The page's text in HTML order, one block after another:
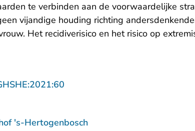
te verbinden aan de voorwaardelijke
vijandige houding richting
Het recidiverisico en het risico op
's-Hertogenbosch